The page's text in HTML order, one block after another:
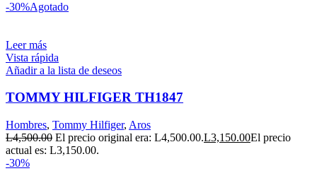
-30%Agotado
Leer más
Vista rápida
Añadir a la lista de deseos
TOMMY HILFIGER TH1847
Hombres, Tommy Hilfiger, Aros
L4,500.00 El precio original era: L4,500.00.L3,150.00El precio
actual es: L3,150.00.
-30%